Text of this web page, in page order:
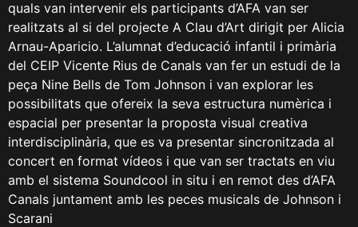
quals van intervenir els participants d’AFA van ser
realitzats al si del projecte A Clau d’Art dirigit per Alicia
Arnau-Aparicio. L’alumnat d’educació infantil i primària
del CEIP Vicente Rius de Canals van fer un estudi de la
peça Nine Bells de Tom Johnson i van explorar les
possibilitats que ofereix la seva estructura numèrica i
espacial per presentar la proposta visual creativa
interdisciplinària, que es va presentar sincronitzada al
concert en format vídeos i que van ser tractats en viu
amb el sistema Soundcool in situ i en remot des d’AFA
Canals juntament amb les peces musicals de Johnson i
Scarani